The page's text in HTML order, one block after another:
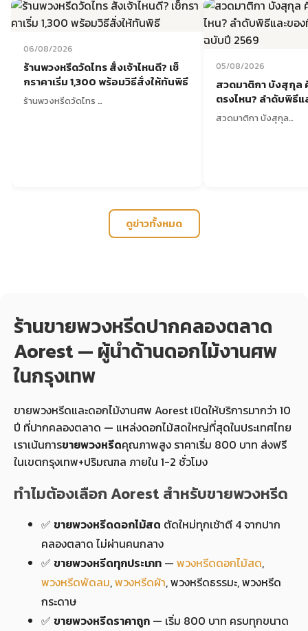
06/08/2026
ร้านพวงหรีดวัดไทร สั่งเจ้าไหนดี? เช็
กราคาเริ่ม 1,300 พร้อมวิธีสั่งให้ทันพิธี
ร้านพวงหรีดวัดไทร …
05/08/2026
สวดมาติกา บังสุกุล
ตรงไหน? ลำดับพิธีแ
ต้องเตรียม ฉบับปี
สวดมาติกา บังสุกุล…
ดูข่าวทั้งหมด
ร้านขายพวงหรีดปากคลองตลาด
Aorest — ผู้นำด้านดอกไม้งานศพ
ในกรุงเทพ
ขายพวงหรีดและดอกไม้งานศพ Aorest เปิดให้บริการมากว่า 10
ปี ที่ปากคลองตลาด — แหล่งดอกไม้สดใหญ่ที่สุดในประเทศไทย
เราเน้นการขายพวงหรีดคุณภาพสูง ราคาเริ่ม 800 บาท ส่งฟรี
ในเขตกรุงเทพ+ปริมณฑล ภายใน 1-2 ชั่วโมง
ทำไมต้องเลือก Aorest สำหรับขายพวงหรีด
✅ ขายพวงหรีดดอกไม้สด ตัดใหม่ทุกเช้าตี 4 จากปาก
คลองตลาด ไม่ผ่านคนกลาง
✅ ขายพวงหรีดทุกประเภท — พวงหรีดดอกไม้สด,
พวงหรีดพัดลม,พวงหรีดผ้า, พวงหรีดธรรมะ, พวงหรีด
กระดาษ
✅ ขายพวงหรีดราคาถูก — เริ่ม 800 บาท ครบทุกขนาด